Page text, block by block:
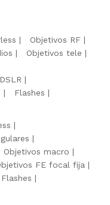
Objetivos RF
Objetivos tele
Flashes
Objetivos macro
FE focal fija
Flashes